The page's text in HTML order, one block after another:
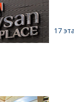
17